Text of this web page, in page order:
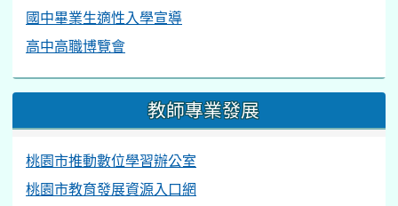
國中畢業生適性入學宣導
高中高職博覽會
教師專業發展
桃園市推動數位學習辦公室
桃園市教育發展資源入口網